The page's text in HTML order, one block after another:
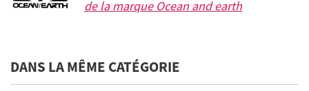
de la marque Ocean and earth
DANS LA MÊME CATÉGORIE